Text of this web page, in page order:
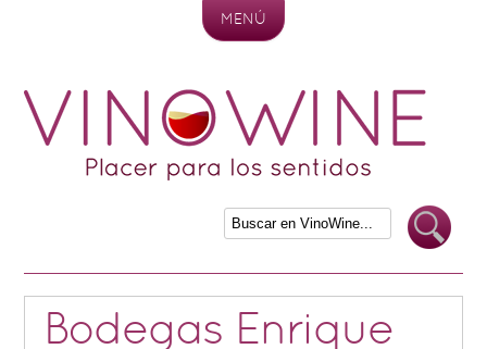
MENÚ
Bodegas Enrique